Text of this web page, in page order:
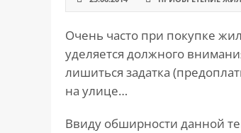
Очень часто при покупке
уделяется должного
лишиться задатка
на улице…
Ввиду обширности данной